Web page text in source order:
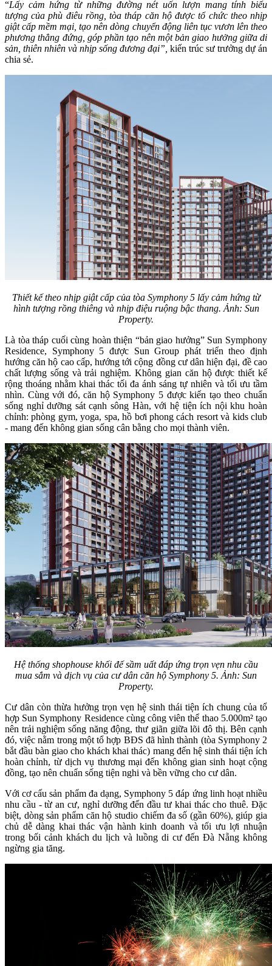
“Lấy cảm hứng từ những đường nét uốn lượn mang tính biểu
tượng của phù điêu rồng, tòa tháp căn hộ được tổ chức theo nhịp
giật cấp mềm mại, tạo nên dòng chuyển động liên tục vươn lên theo
phương thẳng đứng, góp phần tạo nên một bản giao hưởng giữa di
sản, thiên nhiên và nhịp sống đương đại”, kiến trúc sư trưởng dự án
chia sẻ.
Thiết kế theo nhịp giật cấp của tòa Symphony 5 lấy cảm hứng từ
hình tượng rồng thiêng và nhịp điệu ruộng bậc thang. Ảnh: Sun
Property.
Là tòa tháp cuối cùng hoàn thiện “bản giao hưởng” Sun Symphony
Residence, Symphony 5 được Sun Group phát triển theo định
hướng căn hộ cao cấp, hướng tới cộng đồng cư dân hiện đại, đề cao
chất lượng sống và trải nghiệm. Không gian căn hộ được thiết kế
rộng thoáng nhằm khai thác tối đa ánh sáng tự nhiên và tối ưu tầm
nhìn. Cùng với đó, căn hộ Symphony 5 được kiến tạo theo chuẩn
sống nghỉ dưỡng sát cạnh sông Hàn, với hệ tiện ích nội khu hoàn
chỉnh: phòng gym, yoga, spa, hồ bơi phong cách resort và kids club
- mang đến không gian sống cân bằng cho mọi thành viên.
Hệ thống shophouse khối đế sầm uất đáp ứng trọn vẹn nhu cầu
mua sắm và dịch vụ của cư dân căn hộ Symphony 5. Ảnh: Sun
Property.
Cư dân còn thừa hưởng trọn vẹn hệ sinh thái tiện ích chung của tổ
hợp Sun Symphony Residence cùng công viên thể thao 5.000m² tạo
nên trải nghiệm sống năng động, thư giãn giữa lõi đô thị. Bên cạnh
đó, việc nằm trong một tổ hợp BĐS đã hình thành (tòa Symphony 2
bắt đầu bàn giao cho khách khai thác) mang đến hệ sinh thái tiện ích
hoàn chỉnh, từ dịch vụ thương mại đến không gian sinh hoạt cộng
đồng, tạo nên chuẩn sống tiện nghi và bền vững cho cư dân.
Với cơ cấu sản phẩm đa dạng, Symphony 5 đáp ứng linh hoạt nhiều
nhu cầu - từ an cư, nghỉ dưỡng đến đầu tư khai thác cho thuê. Đặc
biệt, dòng sản phẩm căn hộ studio chiếm đa số (gần 60%), giúp gia
chủ dễ dàng khai thác vận hành kinh doanh và tối ưu lợi nhuận
trong bối cảnh khách du lịch và luồng di cư đến Đà Nẵng không
ngừng gia tăng.